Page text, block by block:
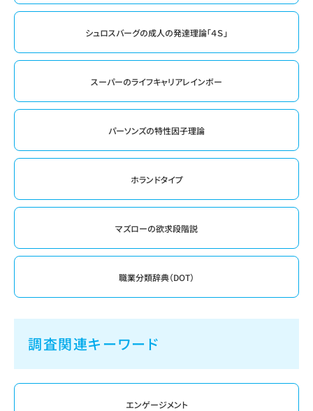
シュロスバーグの成人の発達理論「４Ｓ」
スーパーのライフキャリアレインボー
パーソンズの特性因子理論
ホランドタイプ
マズローの欲求段階説
職業分類辞典（DOT）
調査関連キーワード
エンゲージメント